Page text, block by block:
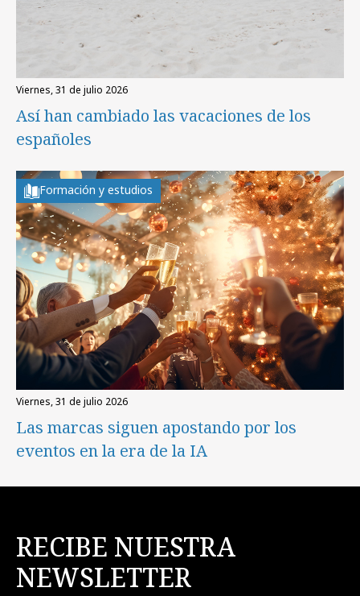
viernes, 31 de julio 2026
Así han cambiado las vacaciones de los
españoles
Formación y estudios
viernes, 31 de julio 2026
Las marcas siguen apostando por los
eventos en la era de la IA
RECIBE NUESTRA
NEWSLETTER